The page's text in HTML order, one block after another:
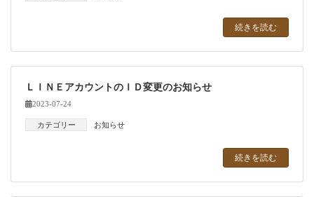
続きを読む
ＬＩＮＥアカウントのＩＤ変更のお知らせ
2023-07-24
カテゴリー お知らせ
続きを読む